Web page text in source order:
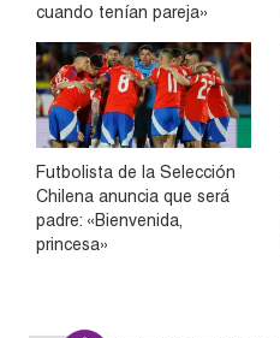
cuando tenían pareja»
Futbolista de la Selección
Chilena anuncia que será
padre: «Bienvenida,
princesa»